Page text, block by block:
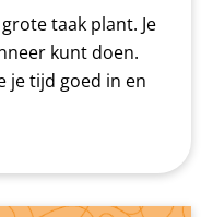
taak plant. Je
kunt doen.
je tijd goed in en